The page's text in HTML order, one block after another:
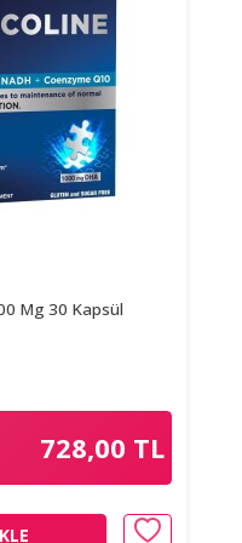
Mg 30 Kapsül
728,00 TL